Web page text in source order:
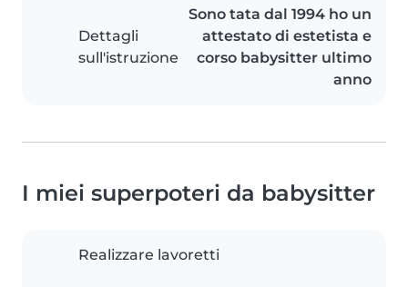
Dettagli
sull'istruzione
Sono tata dal 1994 ho un
attestato di estetista e
corso babysitter ultimo
anno
I miei superpoteri da babysitter
Realizzare lavoretti